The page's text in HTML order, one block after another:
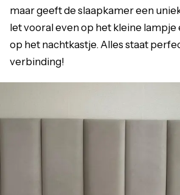
maar geeft de slaapkamer een
let vooral even op het kleine
op het nachtkastje. Alles staat
verbinding!